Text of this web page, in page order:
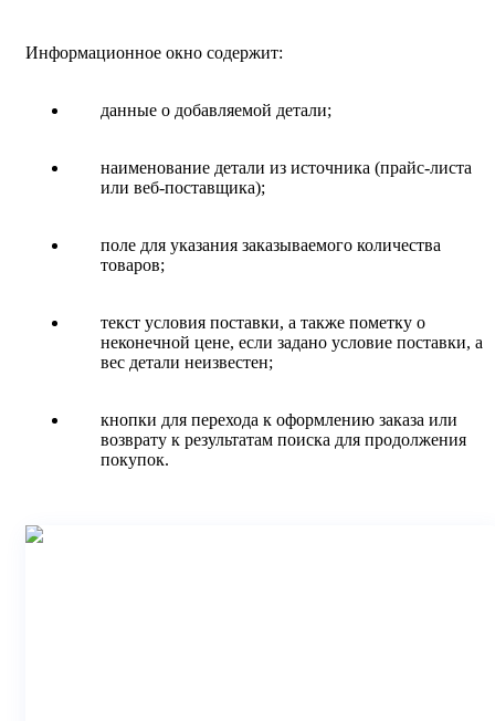
Информационное окно содержит:
данные о добавляемой детали;
наименование детали из источника (прайс-листа
или веб-поставщика);
поле для указания заказываемого количества
товаров;
текст условия поставки, а также пометку о
неконечной цене, если задано условие поставки, а
вес детали неизвестен;
кнопки для перехода к оформлению заказа или
возврату к результатам поиска для продолжения
покупок.